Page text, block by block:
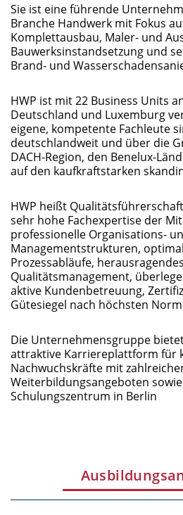
Sie ist eine führende
Branche Handwerk mit Fokus
Komplettausbau, Maler- und
Bauwerksinstandsetzung und
Brand- und
HWP ist mit 22 Business Units
Deutschland und Luxemburg
eigene, kompetente Fachleute
deutschlandweit und über die
DACH-Region, den Benelux-
auf den kaufkraftstarken
HWP heißt
sehr hohe Fachexpertise der
professionelle Organisations-
Managementstrukturen,
Prozessabläufe, herausragendes
Qualitätsmanagement,
aktive Kundenbetreuung,
Gütesiegel nach höchsten
Die Unternehmensgruppe
attraktive Karriereplattform für
Nachwuchskräfte mit
Weiterbildungsangeboten
Schulungszentrum in Berlin